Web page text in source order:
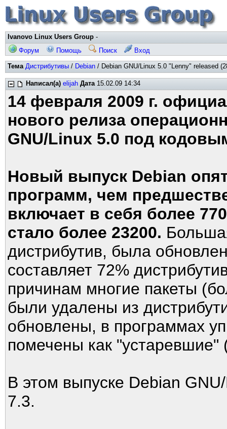
Ivanovo Linux Users Group -
Форум
Помощь Поиск Вход
Тема Дистрибутивы / Debian / Debian GNU/Linux 5.0 "Lenny" released
Написал(а) elijah Дата15.02.09 14:34
14 февраля 2009 г.
нового релиза
GNU/Linux 5.0 под
Новый выпуск Debian
программ, чем
включает в себя более
стало более 23200.
дистрибутив, была
составляет 72%
причинам многие пакеты
были удалены из
обновлены, в программах
помечены как "устаревшие"
В этом выпуске Debian
7.3.